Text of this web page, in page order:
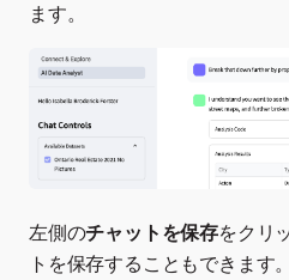
ます。
左側のチャットを保存をクリ
トを保存することもできます